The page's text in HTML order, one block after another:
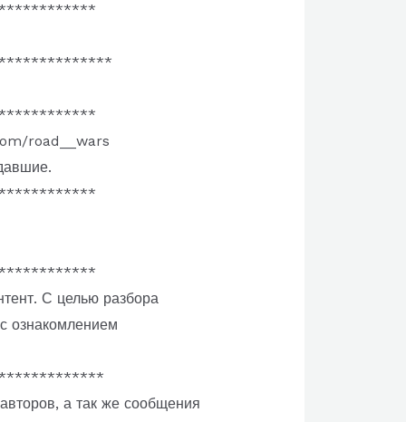
road__wars
С целью разбора
ознакомлением
а так же сообщения